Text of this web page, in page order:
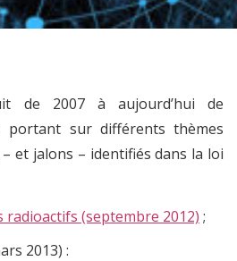
de 2007 à aujourd’hui de
portant sur différents thèmes
et jalons – identifiés dans la loi
radioactifs (septembre 2012) ;
2013) :